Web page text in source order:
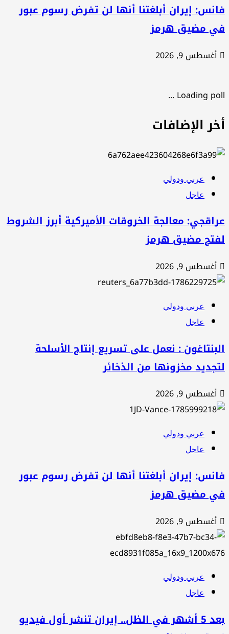
إيران أبلغتنا أنها لن تفرض رسوم عبور
مضيق هرمز
أغسطس 9, 2026
Loading poll
الإضافات
عربي ودولي
عاجل
معالجة الخروقات الأميركية أبرز الشروط
مضيق هرمز
أغسطس 9, 2026
عربي ودولي
عاجل
: نعمل على تسريع إنتاج الأسلحة
مخزونها من الذخائر
أغسطس 9, 2026
عربي ودولي
عاجل
إيران أبلغتنا أنها لن تفرض رسوم عبور
مضيق هرمز
أغسطس 9, 2026
عربي ودولي
عاجل
بعد 5 أشهر في الظل.. إيران تنشر أول فيديو